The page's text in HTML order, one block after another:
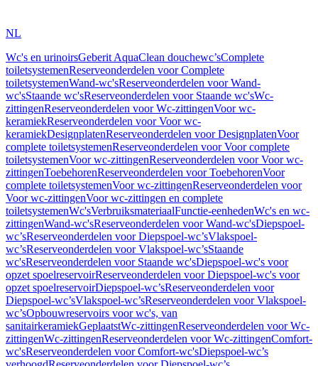
NL
Wc's en urinoirsGeberit AquaClean douchewc’sComplete
toiletsystemenReserveonderdelen voor Complete
toiletsystemenWand-wc'sReserveonderdelen voor Wand-
wc'sStaande wc'sReserveonderdelen voor Staande wc'sWc-
zittingenReserveonderdelen voor Wc-zittingenVoor wc-
keramiekReserveonderdelen voor Voor wc-
keramiekDesignplatenReserveonderdelen voor DesignplatenVoor
complete toiletsystemenReserveonderdelen voor Voor complete
toiletsystemenVoor wc-zittingenReserveonderdelen voor Voor wc-
zittingenToebehorenReserveonderdelen voor ToebehorenVoor
complete toiletsystemenVoor wc-zittingenReserveonderdelen voor
Voor wc-zittingenVoor wc-zittingen en complete
toiletsystemenWc'sVerbruiksmateriaalFunctie-eenhedenWc's en wc-
zittingenWand-wc'sReserveonderdelen voor Wand-wc'sDiepspoel-
wc’sReserveonderdelen voor Diepspoel-wc’sVlakspoel-
wc’sReserveonderdelen voor Vlakspoel-wc’sStaande
wc'sReserveonderdelen voor Staande wc'sDiepspoel-wc's voor
opzet spoelreservoirReserveonderdelen voor Diepspoel-wc's voor
opzet spoelreservoirDiepspoel-wc’sReserveonderdelen voor
Diepspoel-wc’sVlakspoel-wc’sReserveonderdelen voor Vlakspoel-
wc’sOpbouwreservoirs voor wc's, van
sanitairkeramiekGeplaatstWc-zittingenReserveonderdelen voor Wc-
zittingenWc-zittingenReserveonderdelen voor Wc-zittingenComfort-
wc'sReserveonderdelen voor Comfort-wc'sDiepspoel-wc’s